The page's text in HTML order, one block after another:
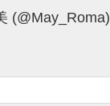
(@May_Roma)